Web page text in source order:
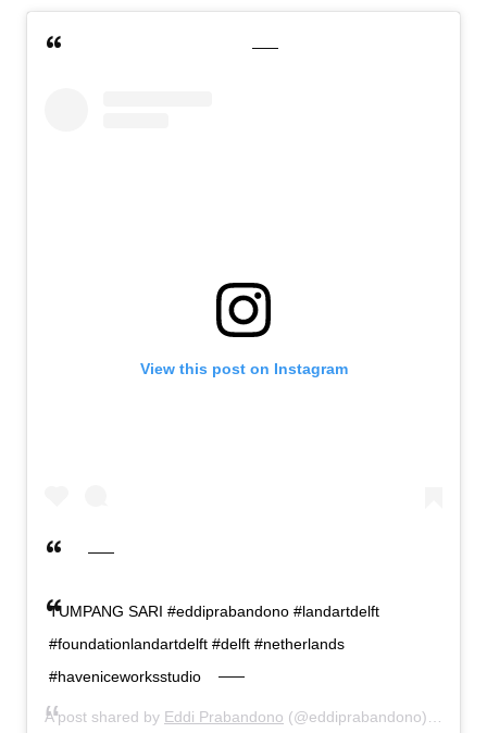
View this post on Instagram
TUMPANG SARI #eddiprabandono #landartdelft
#foundationlandartdelft #delft #netherlands
#haveniceworksstudio
A post shared by Eddi Prabandono (@eddiprabandono) on